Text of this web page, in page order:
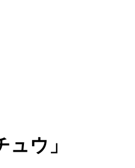
ュウ」